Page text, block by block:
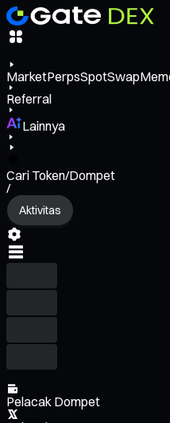
MarketPerpsSpotSwap
Referral
Lainnya
Cari Token/Dompet
/
Aktivitas
Pelacak Dompet